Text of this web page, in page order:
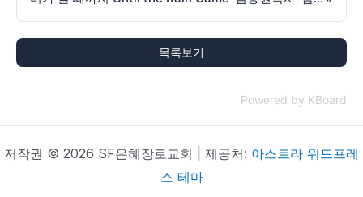
목록보기
Powered by KBoard
저작권 © 2026 SF은혜장로교회 | 제공처: 아스트라 워드프레
스 테마